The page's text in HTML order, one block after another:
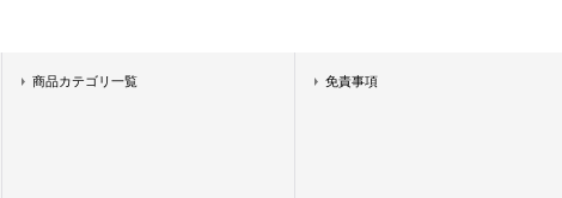
商品カテゴリ一覧 免責事項